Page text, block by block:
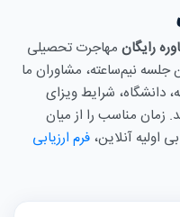
رایگان مهاجرت تحصیلی
جلسه نیم‌ساعته، مشاوران ما
دانشگاه، شرایط ویزای
مناسب را از میان
اولیه آنلاین، فرم ارزیابی